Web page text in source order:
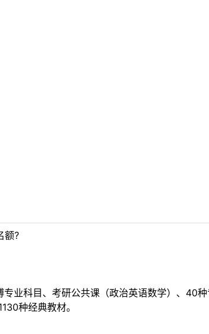
额?
业科目、考研公共课（政治英语数学）、40
种经典教材。